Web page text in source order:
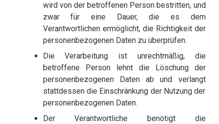
wird von der betroffenen Person bestritten, und
zwar für eine Dauer, die es dem
Verantwortlichen ermöglicht, die Richtigkeit der
personenbezogenen Daten zu überprüfen.
Die Verarbeitung ist unrechtmäßig, die
betroffene Person lehnt die Löschung der
personenbezogenen Daten ab und verlangt
stattdessen die Einschränkung der Nutzung der
personenbezogenen Daten.
Der Verantwortliche benötigt die